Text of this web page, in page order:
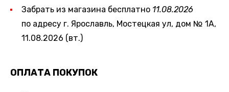
Забрать из магазина бесплатно 11.08.2026
по адресу г. Ярославль, Мостецкая ул, дом № 1А,
11.08.2026 (вт.)
ОПЛАТА ПОКУПОК